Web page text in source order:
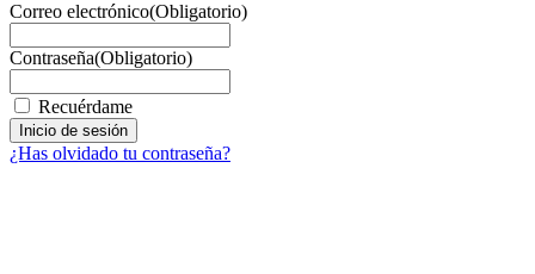
Correo electrónico(Obligatorio)
Contraseña(Obligatorio)
Recuérdame
¿Has olvidado tu contraseña?